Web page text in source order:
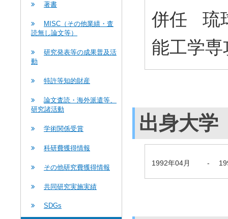
著書
MISC（その他業績・査
読無し論文等）
研究発表等の成果普及活
動
特許等知的財産
論文査読・海外派遣等、
研究諸活動
学術関係受賞
科研費獲得情報
その他研究費獲得情報
共同研究実施実績
SDGs
併任 琉
能工学
出身大学
1992年04月 -